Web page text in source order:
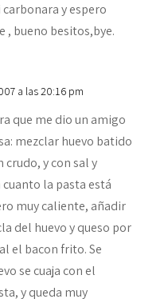
y espero
, bueno besitos,bye.
a las 20:16 pm
que me dio un amigo
mezclar huevo batido
crudo, y con sal y
la pasta está
muy caliente, añadir
del huevo y queso por
el bacon frito. Se
se cuaja con el
y queda muy